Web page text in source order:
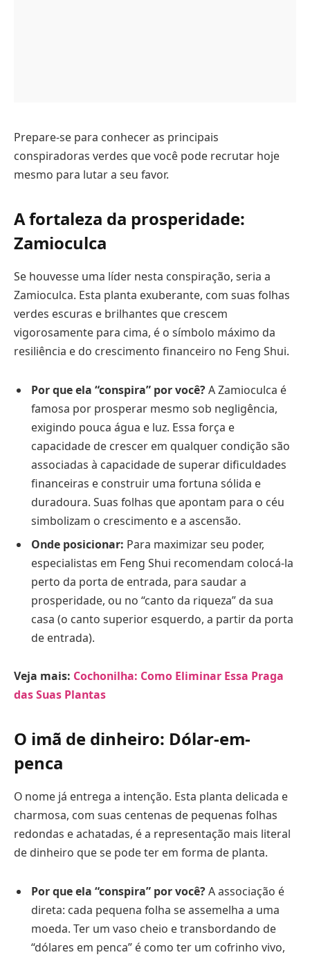
Prepare-se para conhecer as principais
conspiradoras verdes que você pode recrutar hoje
mesmo para lutar a seu favor.
A fortaleza da prosperidade:
Zamioculca
Se houvesse uma líder nesta conspiração, seria a
Zamioculca. Esta planta exuberante, com suas folhas
verdes escuras e brilhantes que crescem
vigorosamente para cima, é o símbolo máximo da
resiliência e do crescimento financeiro no Feng Shui.
Por que ela “conspira” por você?A Zamioculca é
famosa por prosperar mesmo sob negligência,
exigindo pouca água e luz. Essa força e
capacidade de crescer em qualquer condição são
associadas à capacidade de superar dificuldades
financeiras e construir uma fortuna sólida e
duradoura. Suas folhas que apontam para o céu
simbolizam o crescimento e a ascensão.
Onde posicionar: Para maximizar seu poder,
especialistas em Feng Shui recomendam colocá-la
perto da porta de entrada, para saudar a
prosperidade, ou no “canto da riqueza” da sua
casa (o canto superior esquerdo, a partir da porta
de entrada).
Veja mais: Cochonilha: Como Eliminar Essa Praga
das Suas Plantas
O imã de dinheiro: Dólar-em-
penca
O nome já entrega a intenção. Esta planta delicada e
charmosa, com suas centenas de pequenas folhas
redondas e achatadas, é a representação mais literal
de dinheiro que se pode ter em forma de planta.
Por que ela “conspira” por você?A associação é
direta: cada pequena folha se assemelha a uma
moeda. Ter um vaso cheio e transbordando de
“dólares em penca” é como ter um cofrinho vivo,